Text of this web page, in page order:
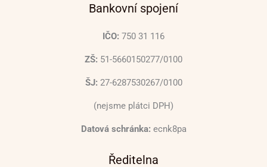
Bankovní spojení
IČO: 750 31 116
ZŠ: 51-5660150277/0100
ŠJ: 27-6287530267/0100
(nejsme plátci DPH)
Datová schránka: ecnk8pa
Ředitelna